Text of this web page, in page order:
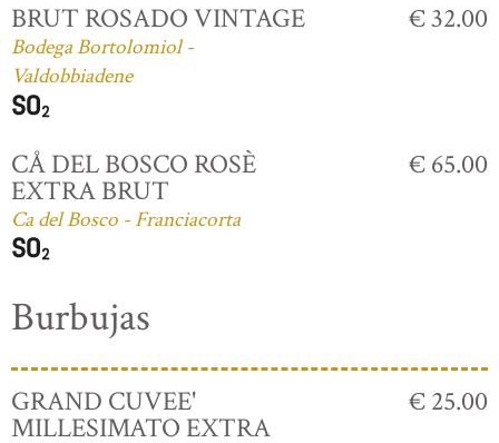
BRUT ROSADO VINTAGE
Bodega Bortolomiol -
Valdobbiadene
€ 32.00
CÅ DEL BOSCO ROSÈ
EXTRA BRUT
Ca del Bosco - Franciacorta
€ 65.00
Burbujas
GRAND CUVEE'
MILLESIMATO EXTRA
€ 25.00